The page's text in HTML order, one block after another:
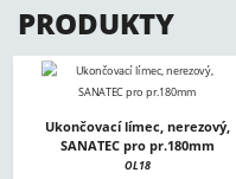
PRODUKTY
Ukončovací límec, nerezový,
SANATEC pro pr.180mm
OL18